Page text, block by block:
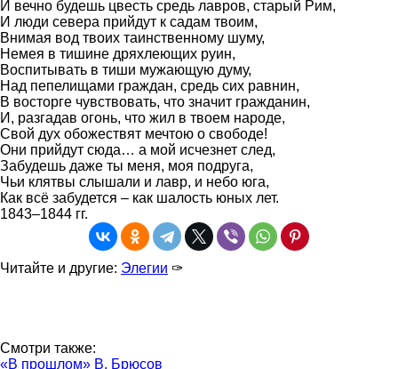
И вечно будешь цвесть средь лавров, старый Рим,
И люди севера прийдут к садам твоим,
Внимая вод твоих таинственному шуму,
Немея в тишине дряхлеющих руин,
Воспитывать в тиши мужающую думу,
Над пепелищами граждан, средь сих равнин,
В восторге чувствовать, что значит гражданин,
И, разгадав огонь, что жил в твоем народе,
Свой дух обожествят мечтою о свободе!
Они прийдут сюда… а мой исчезнет след,
Забудешь даже ты меня, моя подруга,
Чьи клятвы слышали и лавр, и небо юга,
Как всё забудется – как шалость юных лет.
1843–1844 гг.
Читайте и другие: Элегии ✑
Смотри также:
«В прошлом» В. Брюсов